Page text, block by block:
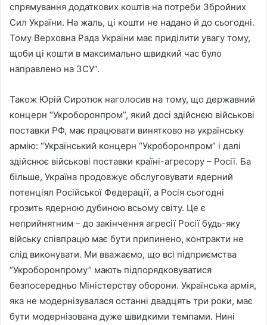
спрямування додаткових коштів на потреби Збройних
Сил України. На жаль, ці кошти не надано й до сьогодні.
Тому Верховна Рада України має приділити увагу тому,
щоби ці кошти в максимально швидкий час було
направлено на ЗСУ”.
Також Юрій Сиротюк наголосив на тому, що державний
концерн “Укроборонпром”, який досі здійснєю військові
поставки РФ, має працювати винятково на українську
армію: “Український концерн “Укроборонпром” і далі
здійснює військові поставки країні-агресору – Росії. Ба
більше, Україна продовжує обслуговувати ядерний
потенціял Російської Федерації, а Росія сьогодні
грозить ядерною дубиною всьому світу. Це є
неприйнятним – до закінчення агресії Росії будь-яку
війську співпрацю має бути припинено, контракти не
слід виконувати. Ми вважаємо, що всі підприємства
“Укроборонпрому” мають підпорядковуватися
безпосередньо Міністерству оборони. Українська армія,
яка не модернізувалася останні двадцять три роки, має
бути модернізована дуже швидкими темпами. Нині